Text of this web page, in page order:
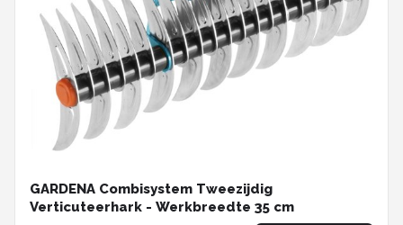
GARDENA Combisystem Tweezijdig
Verticuteerhark - Werkbreedte 35 cm